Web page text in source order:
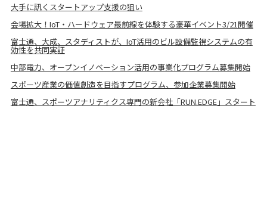
大手に訊くスタートアップ支援の狙い
会場拡大！IoT・ハードウェア最前線を体験する豪華イベント3/21開催
富士通、大成、スタディストが、IoT活用のビル設備監視システムの有
効性を共同実証
中部電力、オープンイノベーション活用の事業化プログラム募集開始
スポーツ産業の価値創造を目指すプログラム、参加企業募集開始
富士通、スポーツアナリティクス専門の新会社「RUN.EDGE」スタート